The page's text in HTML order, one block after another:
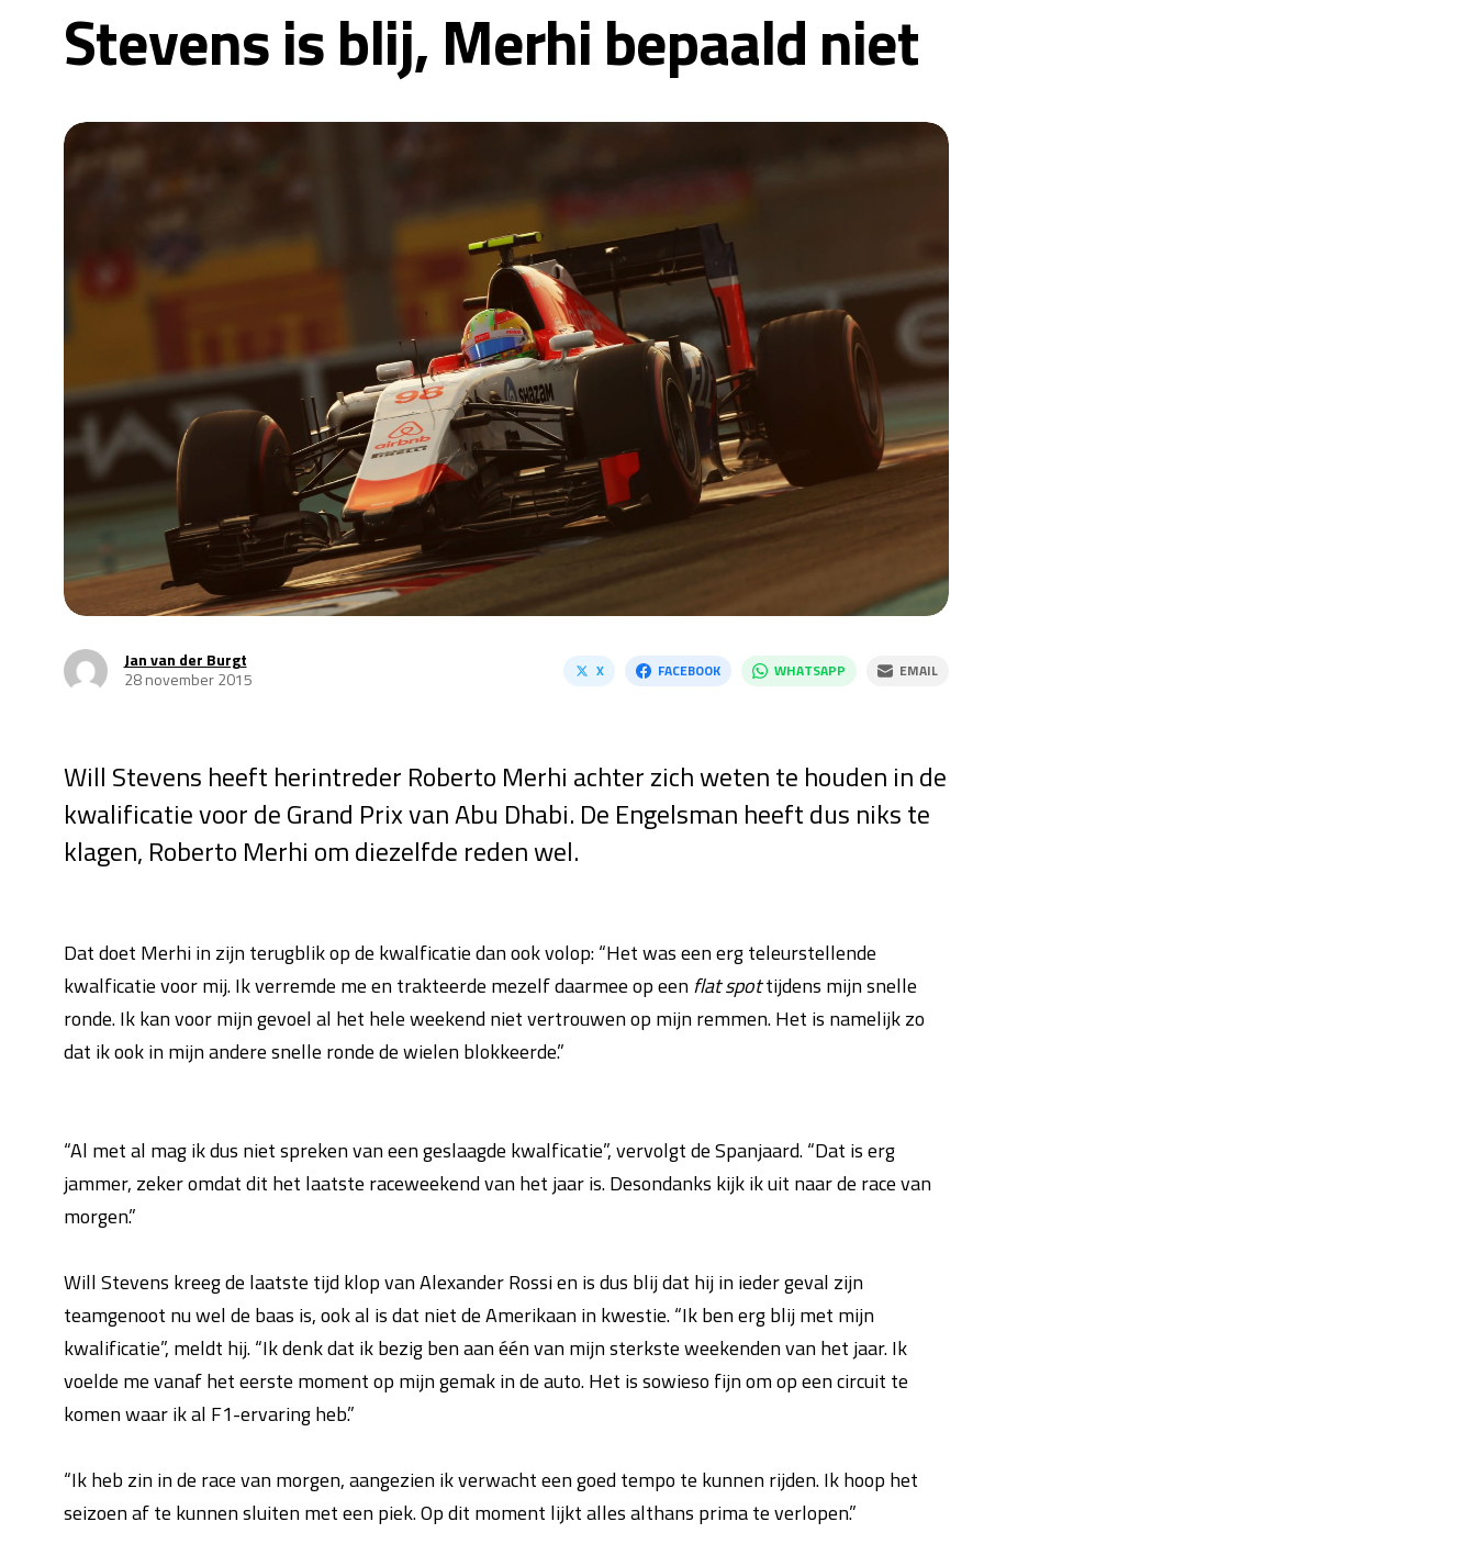
Stevens is blij, Merhi bepaald niet
Jan van der Burgt
28 november 2015
X FACEBOOK WHATSAPP EMAIL
Will Stevens heeft herintreder Roberto Merhi achter zich weten te houden in de
kwalificatie voor de Grand Prix van Abu Dhabi. De Engelsman heeft dus niks te
klagen, Roberto Merhi om diezelfde reden wel.
Dat doet Merhi in zijn terugblik op de kwalficatie dan ook volop: “Het was een erg teleurstellende
kwalficatie voor mij. Ik verremde me en trakteerde mezelf daarmee op eenflat spottijdens mijn snelle
ronde. Ik kan voor mijn gevoel al het hele weekend niet vertrouwen op mijn remmen. Het is namelijk zo
dat ik ook in mijn andere snelle ronde de wielen blokkeerde.”
“Al met al mag ik dus niet spreken van een geslaagde kwalficatie”, vervolgt de Spanjaard. “Dat is erg
jammer, zeker omdat dit het laatste raceweekend van het jaar is. Desondanks kijk ik uit naar de race van
morgen.”
Will Stevens kreeg de laatste tijd klop van Alexander Rossi en is dus blij dat hij in ieder geval zijn
teamgenoot nu wel de baas is, ook al is dat niet de Amerikaan in kwestie. “Ik ben erg blij met mijn
kwalificatie”, meldt hij. “Ik denk dat ik bezig ben aan één van mijn sterkste weekenden van het jaar. Ik
voelde me vanaf het eerste moment op mijn gemak in de auto. Het is sowieso fijn om op een circuit te
komen waar ik al F1-ervaring heb.”
“Ik heb zin in de race van morgen, aangezien ik verwacht een goed tempo te kunnen rijden. Ik hoop het
seizoen af te kunnen sluiten met een piek. Op dit moment lijkt alles althans prima te verlopen.”